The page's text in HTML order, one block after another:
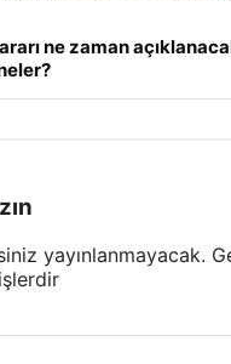
ne zaman
yayınlanmayacak.